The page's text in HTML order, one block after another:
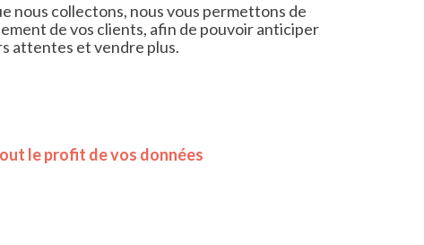
nous collectons, nous vous permettons de
de vos clients, afin de pouvoir anticiper
attentes et vendre plus.
le profit de vos données